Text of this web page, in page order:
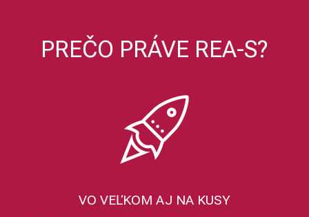
PREČO PRÁVE REA-S?
VO VEĽKOM AJ NA KUSY